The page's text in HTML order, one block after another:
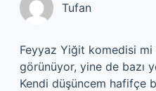
Tufan
Feyyaz Yiğit komedisi mi
görünüyor, yine de bazı
Kendi düşüncem hafifçe